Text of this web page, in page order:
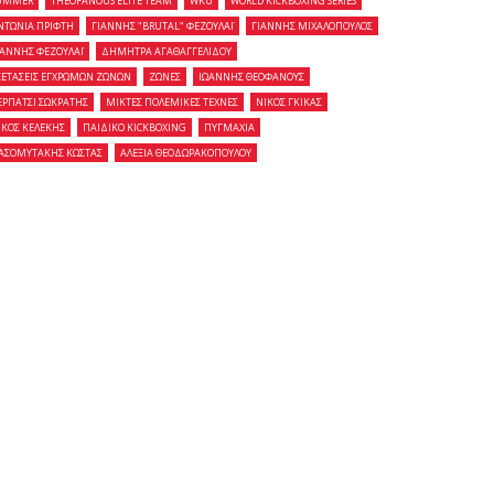
ΠΡΙΦΤΗ
ΓΙΑΝΝΗΣ "BRUTAL" ΦΕΖΟΥΛΑΪ
ΓΙΑΝΝΗΣ ΜΙΧΑΛΟΠΟΥΛΟΣ
ΦΕΖΟΥΛΑΪ
ΔΗΜΗΤΡΑ ΑΓΑΘΑΓΓΕΛΙΔΟΥ
ΕΓΧΡΩΜΩΝ ΖΩΝΩΝ
ΖΩΝΕΣ
ΙΩΑΝΝΗΣ ΘΕΟΦΑΝΟΥΣ
ΣΩΚΡΑΤΗΣ
ΜΙΚΤΕΣ ΠΟΛΕΜΙΚΕΣ ΤΕΧΝΕΣ
ΝΙΚΟΣ ΓΚΙΚΑΣ
ΚΕΛΕΚΗΣ
ΠΑΙΔΙΚΟ KICKBOXING
ΠΥΓΜΑΧΙΑ
ΚΩΣΤΑΣ
ΑΛΕΞΙΑ ΘΕΟΔΩΡΑΚΟΠΟΥΛΟΥ